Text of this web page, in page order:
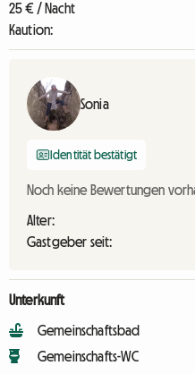
25 € / Nacht
Kaution:
Sonia
Identität bestätigt
Noch keine Bewertungen
Alter:
Gastgeber seit:
Unterkunft
Gemeinschaftsbad
Gemeinschafts-WC